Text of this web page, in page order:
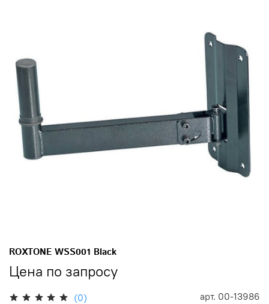
(0) арт. 00-13986
ROXTONE WSS001 Black
Цена по запросу